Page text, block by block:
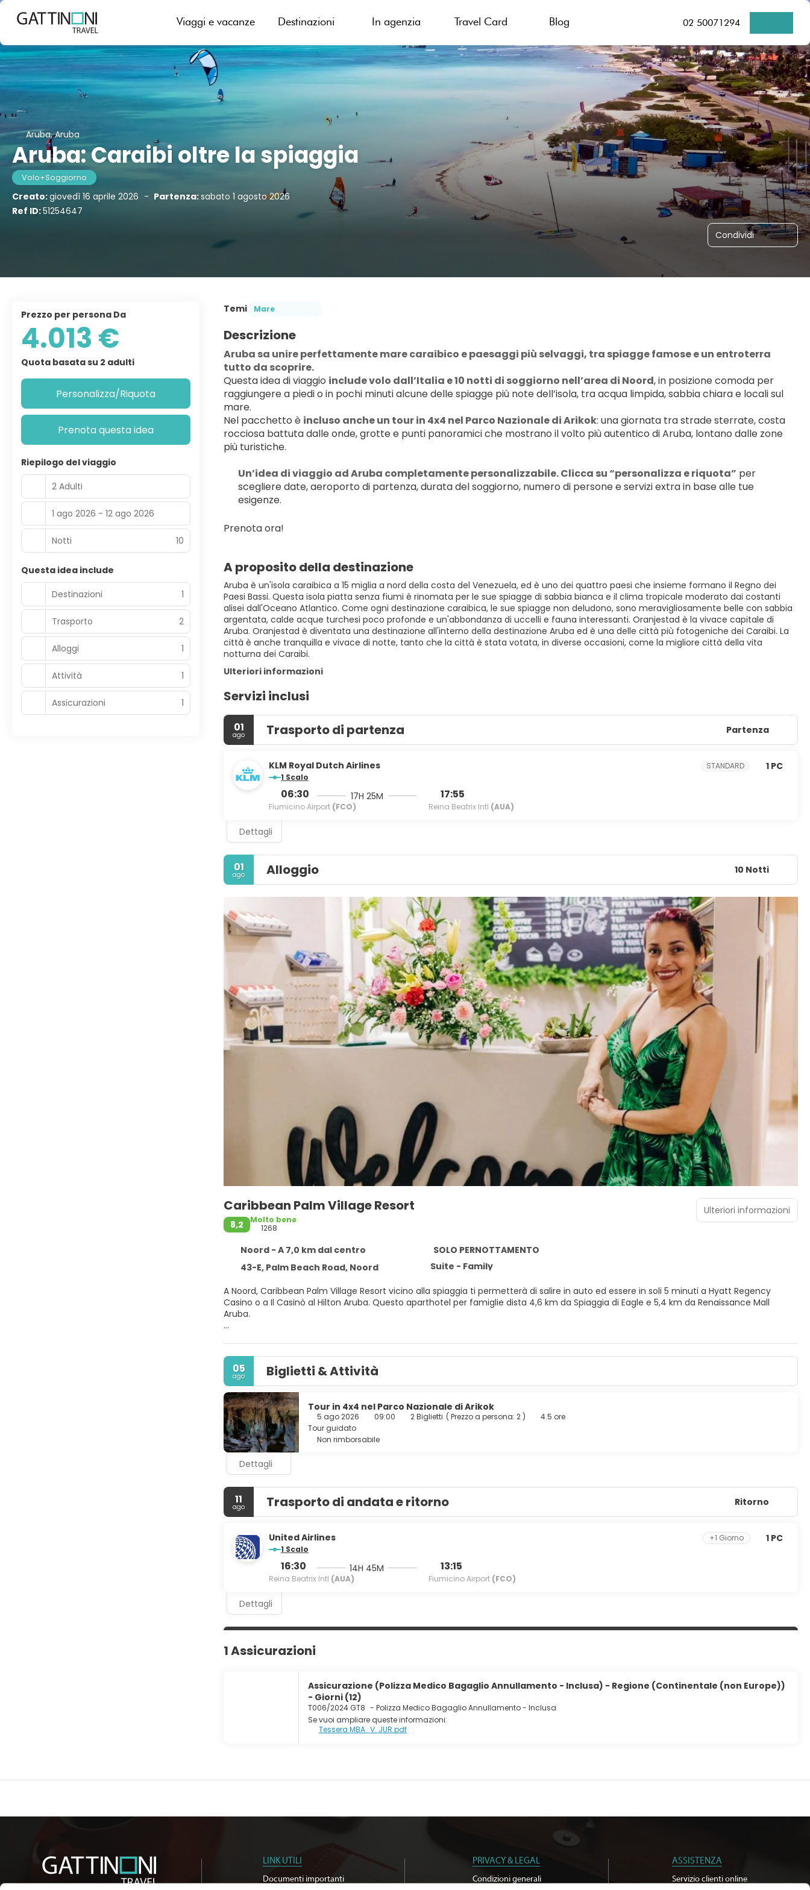
Viaggi e vacanze Destinazioni In agenzia Travel Card Blog 02 50071294
Aruba, Aruba
Aruba: Caraibi oltre la spiaggia
Volo+Soggiorno
Creato:giovedì 16 aprile 2026 - Partenza:sabato 1 agosto 2026
Ref ID:51254647
Condividi
Temi Mare
Descrizione
Aruba sa unire perfettamente mare caraibico e paesaggi più selvaggi, tra spiagge famose e un entroterra
tutto da scoprire.
Questa idea di viaggio include volo dall’Italia e 10 notti di soggiorno nell’area di Noord, in posizione comoda per
raggiungere a piedi o in pochi minuti alcune delle spiagge più note dell’isola, tra acqua limpida, sabbia chiara e locali sul
mare.
Nel pacchetto è incluso anche un tour in 4x4 nel Parco Nazionale di Arikok: una giornata tra strade sterrate, costa
rocciosa battuta dalle onde, grotte e punti panoramici che mostrano il volto più autentico di Aruba, lontano dalle zone
più turistiche.
Un’idea di viaggio ad Aruba completamente personalizzabile. Clicca su “personalizza e riquota” per
scegliere date, aeroporto di partenza, durata del soggiorno, numero di persone e servizi extra in base alle tue
esigenze.
Prenota ora!
A proposito della destinazione
Aruba è un'isola caraibica a 15 miglia a nord della costa del Venezuela, ed è uno dei quattro paesi che insieme formano il Regno dei
Paesi Bassi. Questa isola piatta senza fiumi è rinomata per le sue spiagge di sabbia bianca e il clima tropicale moderato dai costanti
alisei dall'Oceano Atlantico. Come ogni destinazione caraibica, le sue spiagge non deludono, sono meravigliosamente belle con sabbia
argentata, calde acque turchesi poco profonde e un'abbondanza di uccelli e fauna interessanti. Oranjestad è la vivace capitale di
Aruba. Oranjestad è diventata una destinazione all'interno della destinazione Aruba ed è una delle città più fotogeniche dei Caraibi. La
città è anche tranquilla e vivace di notte, tanto che la città è stata votata, in diverse occasioni, come la migliore città della vita
notturna dei Caraibi.
Ulteriori informazioni
Servizi inclusi
01
ago Trasporto di partenza Partenza
KLM Royal Dutch Airlines
1 Scalo
06:30
Fiumicino Airport (FCO)
17H 25M 17:55
Reina Beatrix Intl (AUA)
STANDARD 1 PC
Dettagli
01
ago Alloggio 10 Notti
Caribbean Palm Village Resort
8,2
Molto bene
1268
Noord - A 7,0 km dal centro
SOLO PERNOTTAMENTO
43-E, Palm Beach Road, Noord
Suite - Family
A Noord, Caribbean Palm Village Resort vicino alla spiaggia ti permetterà di salire in auto ed essere in soli 5 minuti a Hyatt Regency
Casino o a Il Casinò al Hilton Aruba. Questo aparthotel per famiglie dista 4,6 km da Spiaggia di Eagle e 5,4 km da Renaissance Mall
Aruba.
navetta gratuita, in un attimo potrai raggiungere la spiaggia e praticare il surf.
Regalati un soggiorno indimenticabile in una delle 170 camere della struttura, dotate di aria condizionata e cucina con frigorifero e
microonde. La connessione Internet inclusa, wireless e via cavo, e la TV LCD con canali via cavo sono l'ideale per concedersi un po' di
svago. I comfort includono casseforti e ventilatori a soffitto, mentre le pulizie sono eseguite tutti i giorni.
Caribbean Palm Village Resort ospita un ristorante. Rilassati con il tuo drink preferito presso un bar/lounge e un bar a bordo piscina. La
colazione completa è disponibile a pagamento tutti i giorni dalle ore 08:00 alle ore 11:00.
Potrai usufruire di un business center, quotidiani gratuiti nella hall e una reception aperta 24 ore su 24. Il un parcheggio gratuito è
disponibile in loco.
Ulteriori informazioni
05
ago Biglietti & Attività
Tour in 4x4 nel Parco Nazionale di Arikok
5 ago 2026 09:00 2 Biglietti ( Prezzo a persona: 2 )
4.5 ore
Tour guidato
Non rimborsabile
Dettagli
11
ago Trasporto di andata e ritorno Ritorno
United Airlines
1 Scalo
16:30
Reina Beatrix Intl (AUA)
14H 45M 13:15
Fiumicino Airport (FCO)
+1 Giorno 1 PC
Dettagli
1 Assicurazioni
Assicurazione (Polizza Medico Bagaglio Annullamento - Inclusa) - Regione (Continentale (non Europe))
- Giorni (12)
T006/2024 GT8 - Polizza Medico Bagaglio Annullamento - Inclusa
Se vuoi ampliare queste informazioni:
Tessera MBA_V. JUR.pdf
Prezzo per persona Da
4.013 €
Quota basata su 2 adulti
Personalizza/Riquota
Prenota questa idea
Riepilogo del viaggio
2 Adulti
1 ago 2026 - 12 ago 2026
Notti 10
Questa idea include
Destinazioni
1
Trasporto 2
Alloggi 1
Attività 1
Assicurazioni 1
LINK UTILI
Documenti importanti
PRIVACY & LEGAL
Condizioni generali
ASSISTENZA
Servizio clienti online